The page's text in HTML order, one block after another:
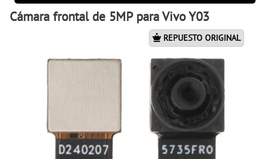
Cámara frontal de 5MP para Vivo Y03
REPUESTO ORIGINAL